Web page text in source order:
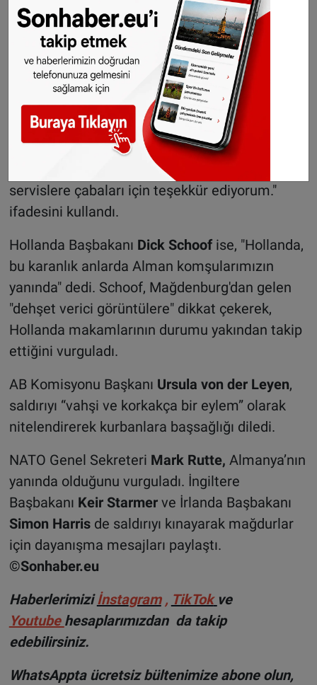
yardım ekiplerine teşekkür ediyorum" ifadesini
kullandı.
CumhurbaşkanıFrank-Walter Steinmeier,
yaptığı yazılı açıklamada, "Huzurlu bir Noel
beklentisi Magdeburg'dan gelen haberlerle
aniden kesintiye uğradı. Bu korkunç suçun tüm
arka planı henüz açıklığa kavuşmuş değil.
Düşüncelerim kurbanlar ve aileleriyle. Tüm acil
servislere çabaları için teşekkür ediyorum."
ifadesini kullandı.
Hollanda Başbakanı Dick Schoofise, "Hollanda,
bu karanlık anlarda Alman komşularımızın
yanında" dedi. Schoof, Mağdenburg'dan gelen
"dehşet verici görüntülere" dikkat çekerek,
Hollanda makamlarının durumu yakından takip
ettiğini vurguladı.
AB Komisyonu Başkanı Ursula von der Leyen,
saldırıyı “vahşi ve korkakça bir eylem” olarak
nitelendirerek kurbanlara başsağlığı diledi.
NATO Genel Sekreteri Mark Rutte, Almanya’nın
yanında olduğunu vurguladı. İngiltere
Başbakanı Keir Starmer ve İrlanda Başbakanı
Simon Harris de saldırıyı kınayarak mağdurlar
için dayanışma mesajları paylaştı.
©Sonhaber.eu
Haberlerimiziİnstagram , TikTok ve
Youtube hesaplarımızdan da takip
edebilirsiniz.
WhatsAppta ücretsiz bültenimize abone olun,